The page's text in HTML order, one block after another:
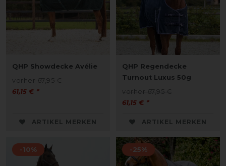
QHP Showdecke Avélie
vorher 67,95 €
61,15 € *
ARTIKEL MERKEN
QHP Regendecke
Turnout Luxus 50g
vorher 67,95 €
61,15 € *
ARTIKEL MERKEN
-10% -25%